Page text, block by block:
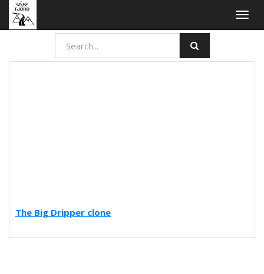
The Big Dripper clone